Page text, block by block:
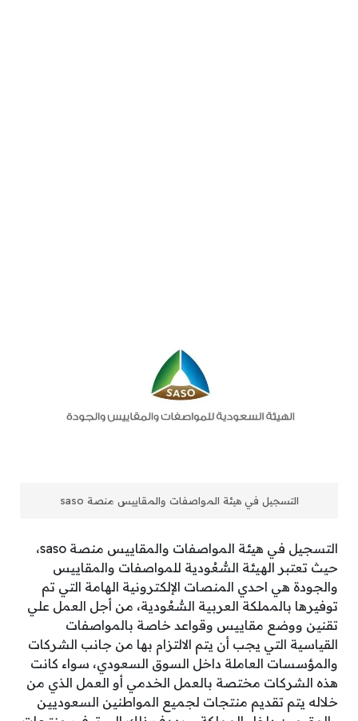
التسجيل في هيئة المواصفات والمقاييس منصة saso
التسجيل في هيئة المواصفات والمقاييس منصة saso،
حيث تعتبر الهيئة السُّعُودية للمواصفات والمقاييس
والجودة هي احدي المنصات الإلكترونية الهامة التي تم
توفيرها بالمملكة العربية السُّعُودية، من أجل العمل علي
تقنين ووضع مقاييس وقواعد خاصة بالمواصفات
القياسية التي يجب أن يتم الالتزام بها من جانب الشركات
والمؤسسات العاملة داخل السوق السعودي، سواء كانت
هذه الشركات مختصة بالعمل الخدمي أو العمل الذي من
خلاله يتم تقديم منتجات لجميع المواطنين السعوديين